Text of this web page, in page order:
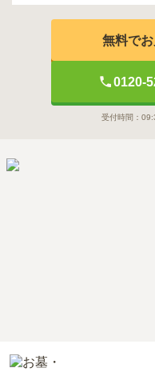
無料で
0120-
受付時間：